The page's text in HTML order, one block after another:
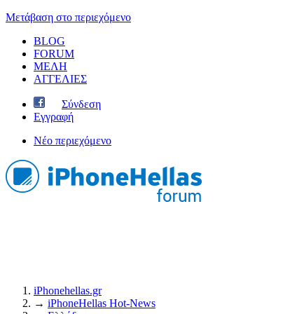
Μετάβαση στο περιεχόμενο
BLOG
FORUM
ΜΕΛΗ
ΑΓΓΕΛΙΕΣ
Σύνδεση
Εγγραφή
Νέο περιεχόμενο
iPhonehellas.gr
→ iPhoneHellas Ηot-News